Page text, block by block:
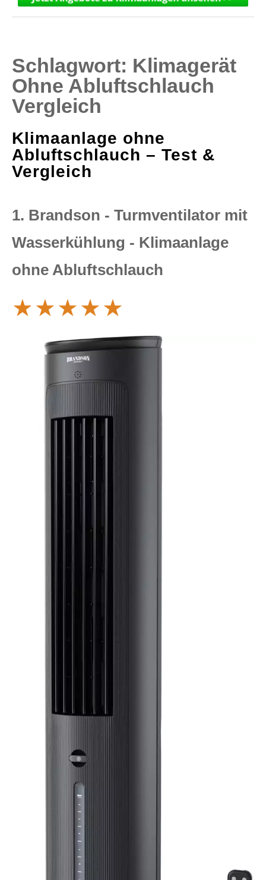
Schlagwort: Klimagerät
Ohne Abluftschlauch
Vergleich
Klimaanlage ohne
Abluftschlauch – Test &
Vergleich
1. Brandson - Turmventilator mit
Wasserkühlung - Klimaanlage
ohne Abluftschlauch
★★★★★